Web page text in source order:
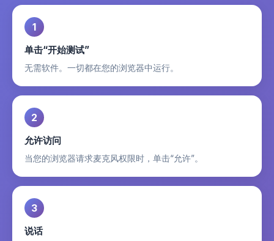
1
单击“开始测试”
无需软件。一切都在您的浏览器中运行。
2
允许访问
当您的浏览器请求麦克风权限时，单击“允许”。
3
说话